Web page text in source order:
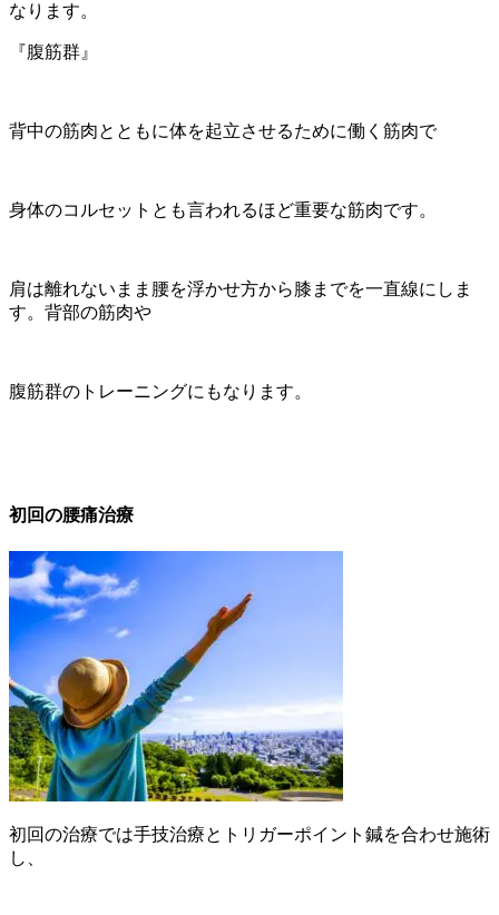
なります。
『腹筋群』
背中の筋肉とともに体を起立させるために働く筋肉で
身体のコルセットとも言われるほど重要な筋肉です。
肩は離れないまま腰を浮かせ方から膝までを一直線にしま
す。背部の筋肉や
腹筋群のトレーニングにもなります。
初回の腰痛治療
初回の治療では手技治療とトリガーポイント鍼を合わせ施術
し、